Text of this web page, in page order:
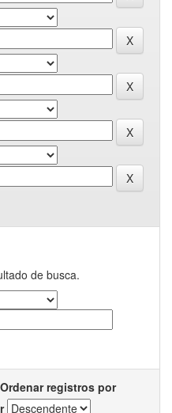
de busca.
Ordenar registros por